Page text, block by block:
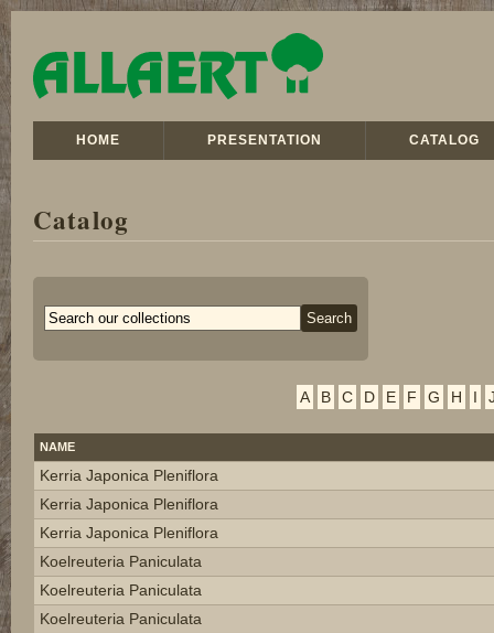
HOME PRESENTATION CATALOG
Catalog
A B C D E F G H I
NAME
Kerria Japonica Pleniflora
Kerria Japonica Pleniflora
Kerria Japonica Pleniflora
Koelreuteria Paniculata
Koelreuteria Paniculata
Koelreuteria Paniculata